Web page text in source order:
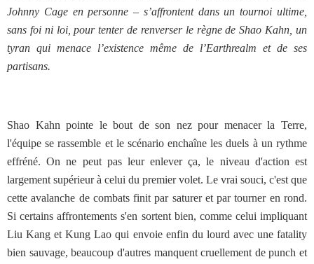
Johnny Cage en personne – s’affrontent dans un tournoi ultime,
sans foi ni loi, pour tenter de renverser le règne de Shao Kahn, un
tyran qui menace l’existence même de l’Earthrealm et de ses
partisans.
Shao Kahn pointe le bout de son nez pour menacer la Terre,
l'équipe se rassemble et le scénario enchaîne les duels à un rythme
effréné. On ne peut pas leur enlever ça, le niveau d'action est
largement supérieur à celui du premier volet. Le vrai souci, c'est que
cette avalanche de combats finit par saturer et par tourner en rond.
Si certains affrontements s'en sortent bien, comme celui impliquant
Liu Kang et Kung Lao qui envoie enfin du lourd avec une fatality
bien sauvage, beaucoup d'autres manquent cruellement de punch et